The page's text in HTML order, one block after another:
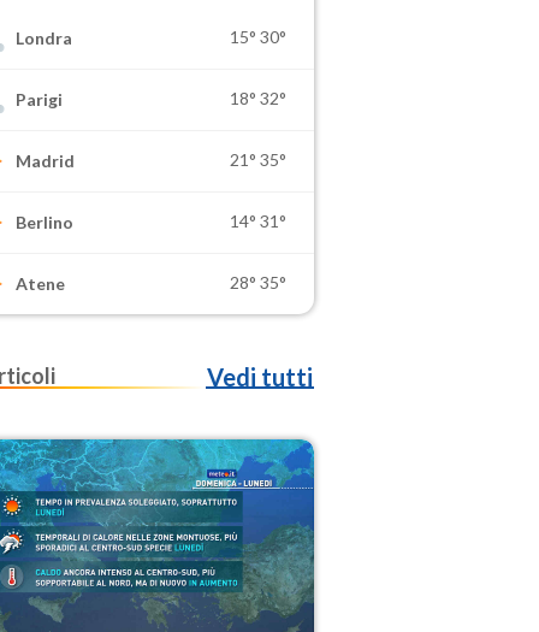
Londra 15° 30°
Parigi 18° 32°
Madrid 21° 35°
Berlino 14° 31°
Atene 28° 35°
Vedi tutti